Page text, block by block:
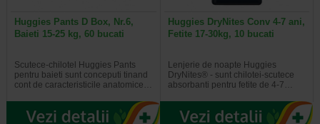
Huggies Pants D Box, Nr.6,
Baieti 15-25 kg, 60 bucati
Scutece-chilotel Huggies Pants
pentru baieti sunt conceputi tinand
cont de caracteristicile anatomice…
Huggies DryNites Conv 4-7 ani,
Fetite 17-30kg, 10 bucati
Lenjerie de noapte Huggies
DryNites® - sunt chilotei-scutece
absorbanti pentru fetite de 4-7…